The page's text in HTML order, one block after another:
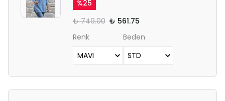
%25
₺ 749.00 ₺ 561.75
Renk
Beden